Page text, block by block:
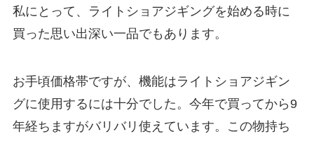
私にとって、ライトショアジギングを始める時に
買った思い出深い一品でもあります。
お手頃価格帯ですが、機能はライトショアジギン
グに使用するには十分でした。今年で買ってから9
年経ちますがバリバリ使えています。この物持ち